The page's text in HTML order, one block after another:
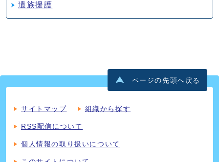
遺族援護
ページの先頭へ戻る
サイトマップ 組織から探す
RSS配信について
個人情報の取り扱いについて